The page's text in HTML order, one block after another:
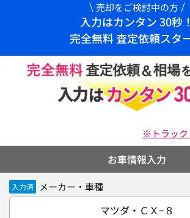
売却をご検討中の方
入力はカンタン 30秒！
完全無料 査定依頼スタ
※トラック
お車情報入力
入力済 メーカー・車種
マツダ・ＣＸ−８